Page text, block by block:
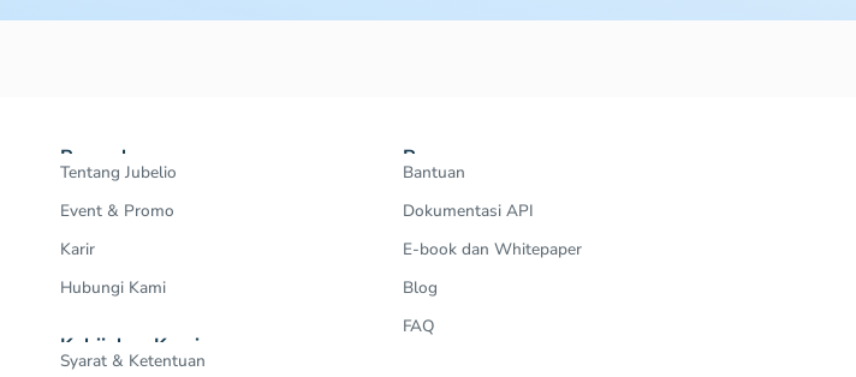
Perusahaan
Tentang Jubelio
Event & Promo
Karir
Hubungi Kami
Kebijakan Kami
Syarat & Ketentuan
Resources
Bantuan
Dokumentasi API
E-book dan Whitepaper
Blog
FAQ